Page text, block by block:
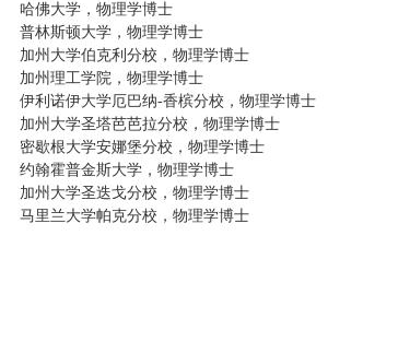
哈佛大学，物理学博士
普林斯顿大学，物理学博士
加州大学伯克利分校，物理学博士
加州理工学院，物理学博士
伊利诺伊大学厄巴纳-香槟分校，物理学博士
加州大学圣塔芭芭拉分校，物理学博士
密歇根大学安娜堡分校，物理学博士
约翰霍普金斯大学，物理学博士
加州大学圣迭戈分校，物理学博士
马里兰大学帕克分校，物理学博士